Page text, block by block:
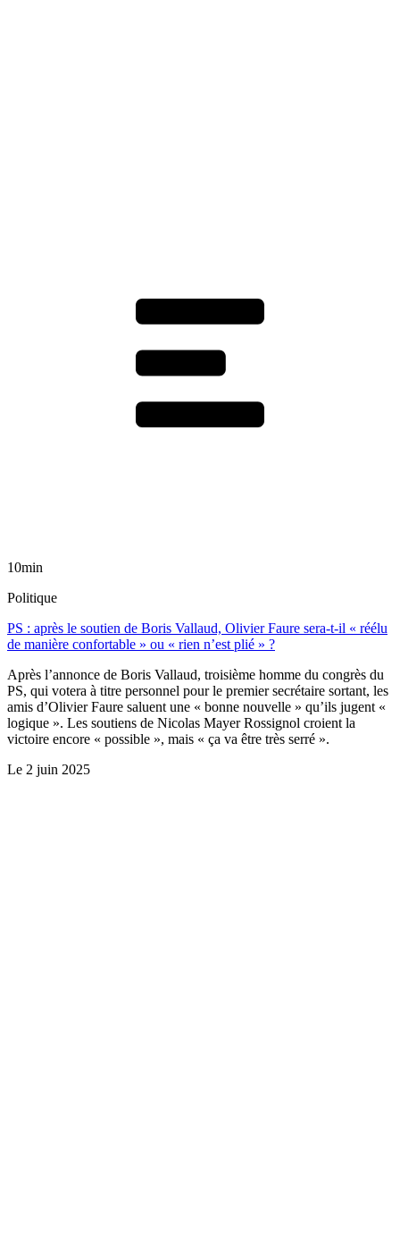
10min
Politique
PS : après le soutien de Boris Vallaud, Olivier Faure sera-t-il « réélu
de manière confortable » ou « rien n’est plié » ?
Après l’annonce de Boris Vallaud, troisième homme du congrès du
PS, qui votera à titre personnel pour le premier secrétaire sortant, les
amis d’Olivier Faure saluent une « bonne nouvelle » qu’ils jugent «
logique ». Les soutiens de Nicolas Mayer Rossignol croient la
victoire encore « possible », mais « ça va être très serré ».
Le 2 juin 2025